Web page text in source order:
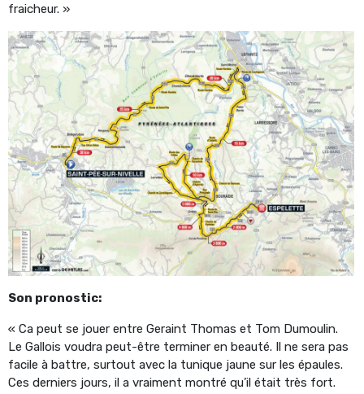
fraicheur. »
Son pronostic:
« Ca peut se jouer entre Geraint Thomas et Tom Dumoulin.
Le Gallois voudra peut-être terminer en beauté. Il ne sera pas
facile à battre, surtout avec la tunique jaune sur les épaules.
Ces derniers jours, il a vraiment montré qu’il était très fort.